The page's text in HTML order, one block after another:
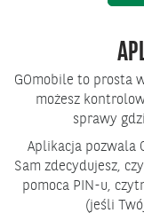
GOmobile to prosta
możesz
sprawy
Aplikacja pozwala
Sam zdecydujesz,
pomoca PIN-u,
(jeśli